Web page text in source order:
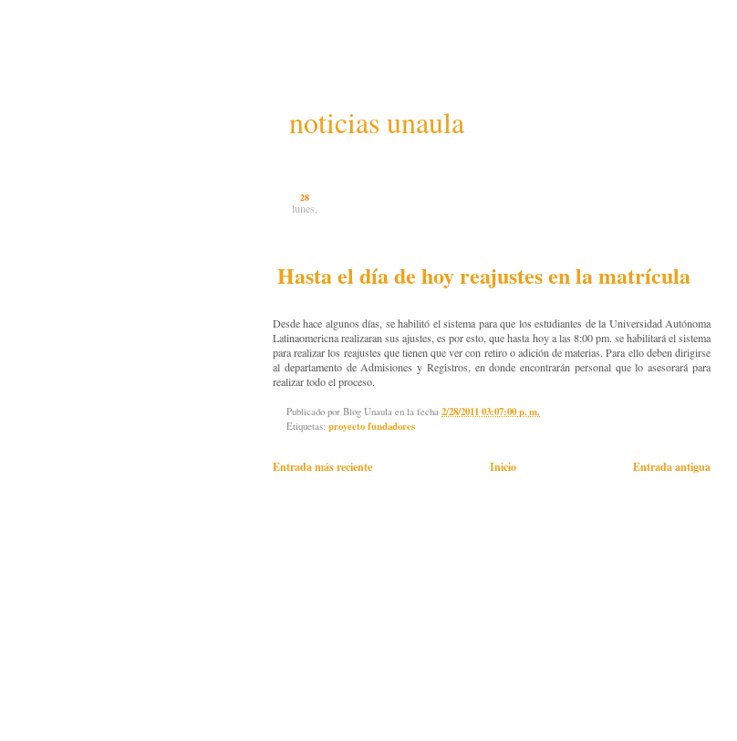
noticias unaula
28
lunes,
Hasta el día de hoy reajustes en la matrícula
Desde hace algunos días, se habilitó el sistema para que los estudiantes de la Universidad Autónoma
Latinaomericna realizaran sus ajustes, es por esto, que hasta hoy a las 8:00 pm. se habilitará el sistema
para realizar los reajustes que tienen que ver con retiro o adición de materias. Para ello deben dirigirse
al departamento de Admisiones y Registros, en donde encontrarán personal que lo asesorará para
realizar todo el proceso.
Publicado por Blog Unaula en la fecha 2/28/2011 03:07:00 p. m.
Etiquetas: proyecto fundadores
Entrada más reciente Entrada antigua
Inicio